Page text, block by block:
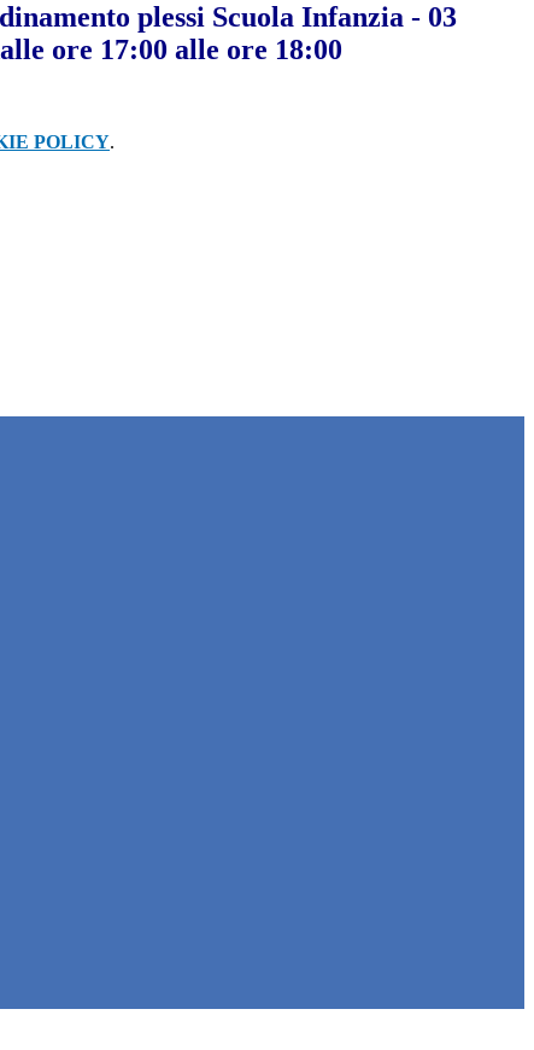
plessi Scuola Infanzia - 03
ore 17:00 alle ore 18:00
POLICY.